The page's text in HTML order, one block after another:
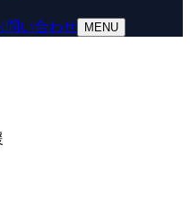
問い合わせ MENU